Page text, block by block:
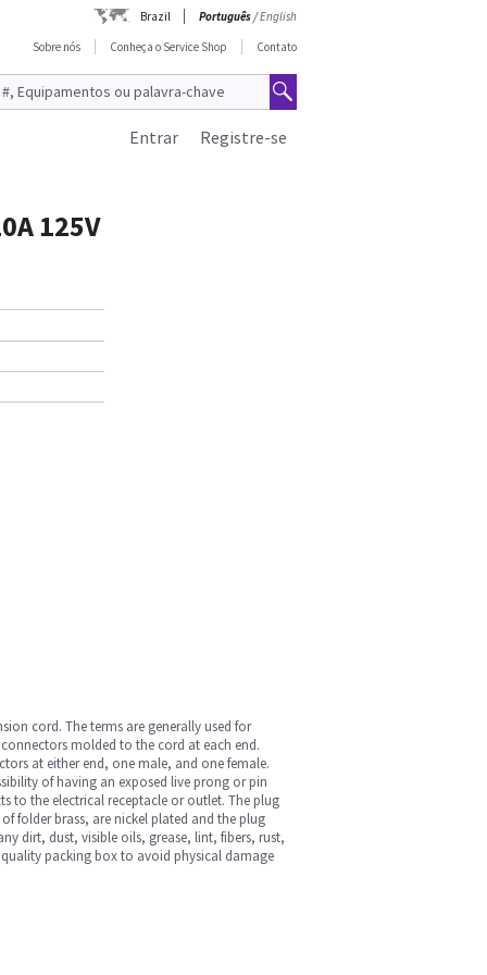
Brazil Português/English
Sobre nós
Conheça o Service Shop Contato
Registre-se
Entrar
125V
cord. The terms are generally used for
molded to the cord at each end.
at either end, one male, and one female.
of having an exposed live prong or pin
to the electrical receptacle or outlet. The plug
folder brass, are nickel plated and the plug
dirt, dust, visible oils, grease, lint, fibers, rust,
packing box to avoid physical damage